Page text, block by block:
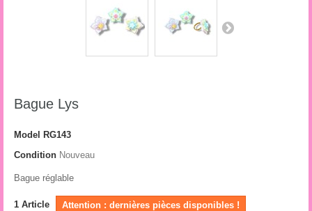
Bague Lys
Model
RG143
Condition Nouveau
Bague réglable
1 Article Attention : dernières pièces disponibles !